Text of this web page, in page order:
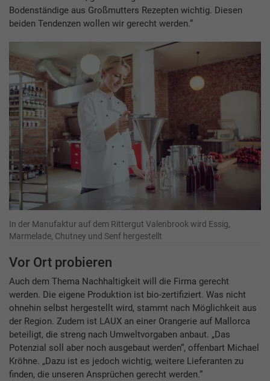
Bodenständige aus Großmutters Rezepten wichtig. Diesen
beiden Tendenzen wollen wir gerecht werden.“
In der Manufaktur auf dem Rittergut Valenbrook wird Essig,
Marmelade, Chutney und Senf hergestellt
Vor Ort probieren
Auch dem Thema Nachhaltigkeit will die Firma gerecht
werden. Die eigene Produktion ist bio-zertifiziert. Was nicht
ohnehin selbst hergestellt wird, stammt nach Möglichkeit aus
der Region. Zudem ist LAUX an einer Orangerie auf Mallorca
beteiligt, die streng nach Umweltvorgaben anbaut. „Das
Potenzial soll aber noch ausgebaut werden“, offenbart Michael
Kröhne. „Dazu ist es jedoch wichtig, weitere Lieferanten zu
finden, die unseren Ansprüchen gerecht werden.“